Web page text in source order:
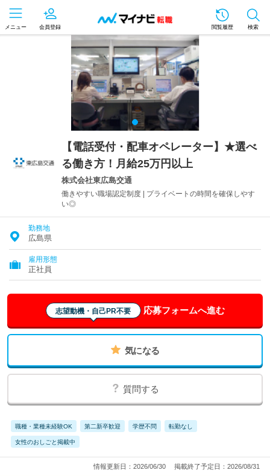
メニュー 会員登録 閲覧履歴 検索
【電話受付・配車オペレーター】★選べ
る働き方！月給25万円以上
株式会社東広島交通
働きやすい職場認定制度 | プライベートの時間を確保しやす
い◎
勤務地
広島県
雇用形態
正社員
志望動機・自己PR不要 応募フォームへ進む
気になる
質問する
職種・業種未経験OK 第二新卒歓迎 学歴不問 転勤なし
女性のおしごと掲載中
情報更新日：2026/06/30 掲載終了予定日：2026/08/31